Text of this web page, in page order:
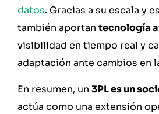
datos. Gracias a su escala y
también aportan tecnología
visibilidad en tiempo real y
adaptación ante cambios en
En resumen, un 3PL es un
actúa como una extensión